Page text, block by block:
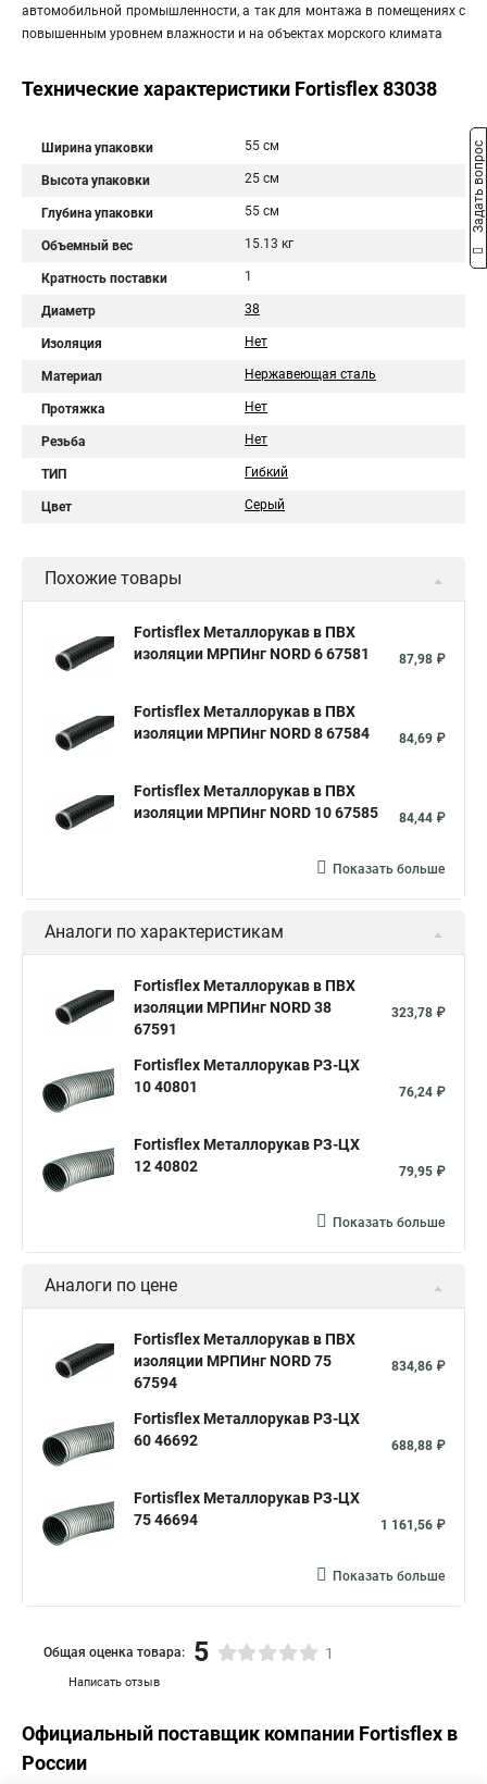
автомобильной промышленности, а так для монтажа в помещениях с
повышенным уровнем влажности и на объектах морского климата
Технические характеристики Fortisflex 83038
Ширина упаковки 55 см
Высота упаковки 25 см
Глубина упаковки 55 см
Объемный вес 15.13 кг
Кратность поставки 1
Диаметр 38
Изоляция Нет
Материал Нержавеющая сталь
Протяжка Нет
Резьба Нет
ТИП Гибкий
Цвет Серый
Похожие товары
Fortisflex Металлорукав в ПВХ
изоляции МРПИнг NORD 6 67581
87,98 ₽
Fortisflex Металлорукав в ПВХ
изоляции МРПИнг NORD 8 67584
84,69 ₽
Fortisflex Металлорукав в ПВХ
изоляции МРПИнг NORD 10 67585
84,44 ₽
Показать больше
Аналоги по характеристикам
Fortisflex Металлорукав в ПВХ
изоляции МРПИнг NORD 38
67591
323,78 ₽
Fortisflex Металлорукав РЗ-ЦХ
10 40801
76,24 ₽
Fortisflex Металлорукав РЗ-ЦХ
12 40802
79,95 ₽
Показать больше
Аналоги по цене
Fortisflex Металлорукав в ПВХ
изоляции МРПИнг NORD 75
67594
834,86 ₽
Fortisflex Металлорукав РЗ-ЦХ
60 46692
688,88 ₽
Fortisflex Металлорукав РЗ-ЦХ
75 46694
1 161,56 ₽
Показать больше
Написать отзыв
Общая оценка товара: 5 1
Официальный поставщик компании Fortisflex в
России
Задать вопрос